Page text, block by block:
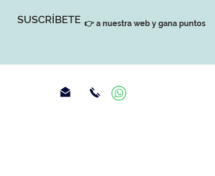
SUSCRÍBETE 👉 a nuestra web y gana puntos